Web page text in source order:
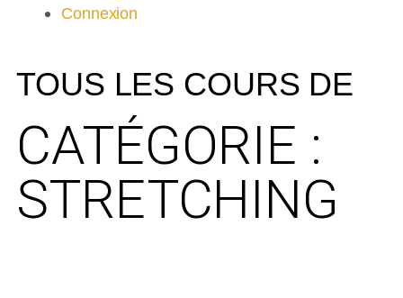
Connexion
TOUS LES COURS DE
CATÉGORIE :
STRETCHING